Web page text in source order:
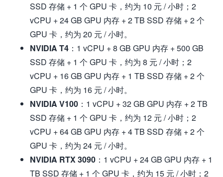
SSD 存储 + 1 个 GPU 卡，约为 10 元 / 小时；2
vCPU + 24 GB GPU 内存 + 2 TB SSD 存储 + 2 个
GPU 卡，约为 20 元 / 小时。
NVIDIA T4 ：1 vCPU + 8 GB GPU 内存 + 500 GB
SSD 存储 + 1 个 GPU 卡，约为 8 元 / 小时；2
vCPU + 16 GB GPU 内存 + 1 TB SSD 存储 + 2 个
GPU 卡，约为 16 元 / 小时。
NVIDIA V100 ：1 vCPU + 32 GB GPU 内存 + 2 TB
SSD 存储 + 1 个 GPU 卡，约为 12 元 / 小时；2
vCPU + 64 GB GPU 内存 + 4 TB SSD 存储 + 2 个
GPU 卡，约为 24 元 / 小时。
NVIDIA RTX 3090 ：1 vCPU + 24 GB GPU 内存 + 1
TB SSD 存储 + 1 个 GPU 卡，约为 15 元 / 小时；2